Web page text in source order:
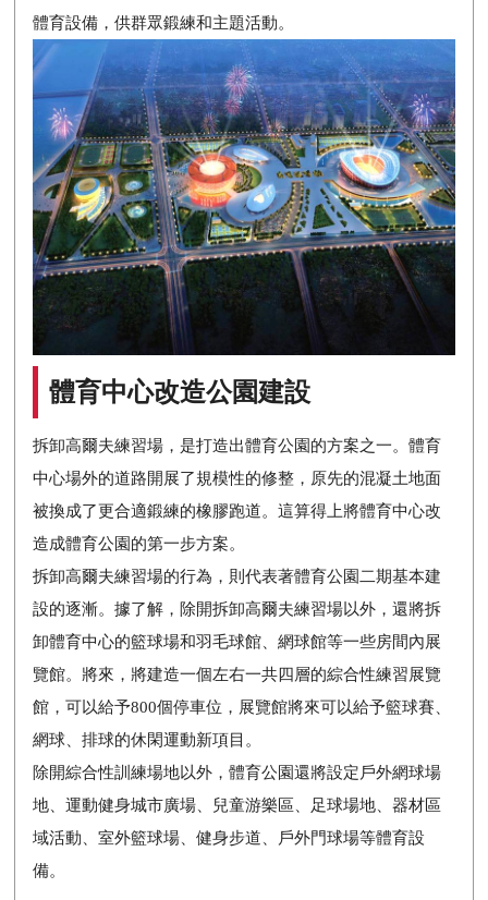
體育設備，供群眾鍛練和主題活動。
體育中心改造公園建設
拆卸高爾夫練習場，是打造出體育公園的方案之一。體育
中心場外的道路開展了規模性的修整，原先的混凝土地面
被換成了更合適鍛練的橡膠跑道。這算得上將體育中心改
造成體育公園的第一步方案。
拆卸高爾夫練習場的行為，則代表著體育公園二期基本建
設的逐漸。據了解，除開拆卸高爾夫練習場以外，還將拆
卸體育中心的籃球場和羽毛球館、網球館等一些房間內展
覽館。將來，將建造一個左右一共四層的綜合性練習展覽
館，可以給予800個停車位，展覽館將來可以給予籃球賽、
網球、排球的休閑運動新項目。
除開綜合性訓練場地以外，體育公園還將設定戶外網球場
地、運動健身城市廣場、兒童游樂區、足球場地、器材區
域活動、室外籃球場、健身步道、戶外門球場等體育設
備。